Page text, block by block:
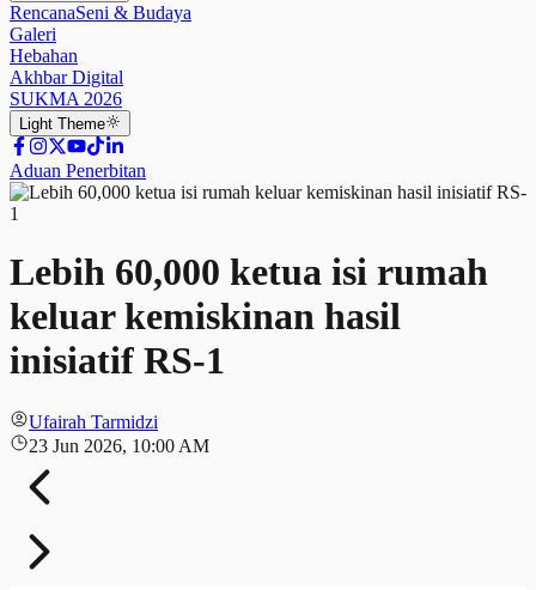
RencanaSeni & Budaya
Galeri
Hebahan
Akhbar Digital
SUKMA 2026
Light Theme
Aduan Penerbitan
Lebih 60,000 ketua isi rumah
keluar kemiskinan hasil
inisiatif RS-1
Ufairah Tarmidzi
23 Jun 2026, 10:00 AM